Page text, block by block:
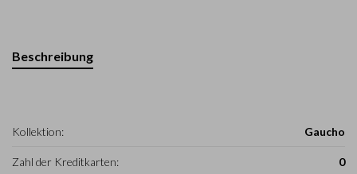
Beschreibung
Kollektion: Gaucho
Zahl der Kreditkarten: 0